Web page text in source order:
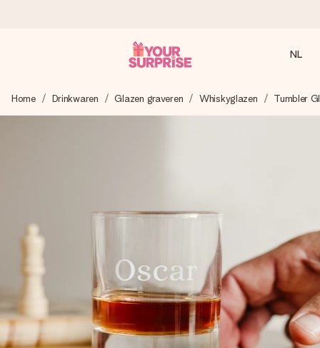
We maken jouw cadeau met zorg en zorgen dat het
razendsnel onderweg is - zodat jij kunt geven op precies
Onze cadeaus worden gewaardeerd. Klanten beoordelen
ons met een 4,7 op Google Reviews
Gratis wenskaartje
Je maakt in een paar stappen iets unieks – met haar naam,
jullie foto of een boodschap die raakt. Zonder gedoe, maar
met alle aandacht voor het moment.
NL
Home Drinkwaren Glazen graveren Whiskyglazen Tumbler